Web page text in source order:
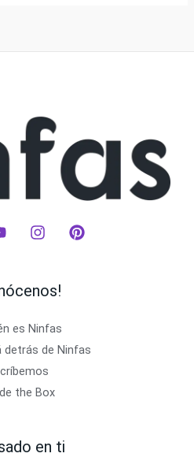
es Ninfas
detrás de Ninfas
the Box
en ti